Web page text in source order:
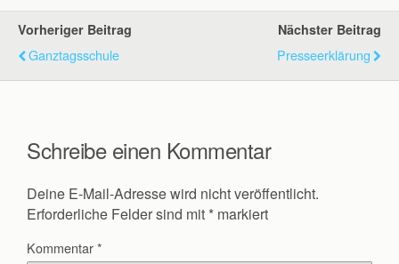
e
b
o
k
er s
p
n
Vorheriger Beitrag
Ganztagsschule
Nächster Beitrag
Presseerklärung
Schreibe einen Kommentar
Deine E-Mail-Adresse wird nicht veröffentlicht.
Erforderliche Felder sind mit * markiert
Kommentar*